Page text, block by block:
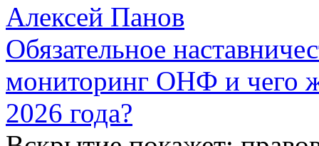
Алексей Панов
Обязательное
мониторинг ОНФ и чего
2026 года?